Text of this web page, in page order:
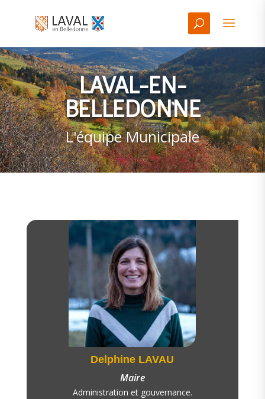
LAVAL-EN-
BELLEDONNE
L'équipe Municipale
Delphine LAVAU
Maire
Administration et gouvernance.